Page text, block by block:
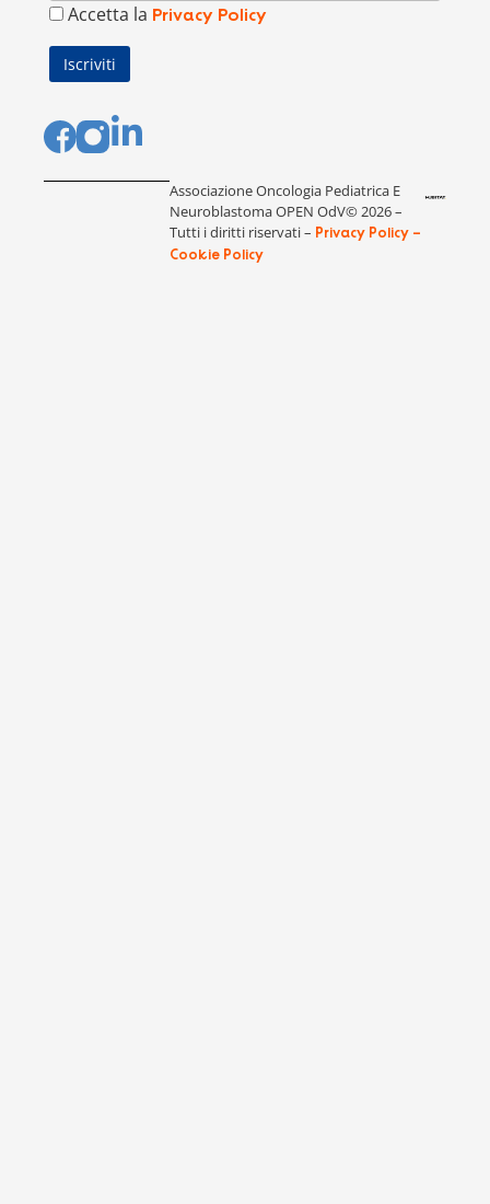
Accetta la Privacy Policy
Associazione Oncologia Pediatrica E
Neuroblastoma OPEN OdV© 2026 –
Tutti i diritti riservati – Privacy Policy –
Cookie Policy